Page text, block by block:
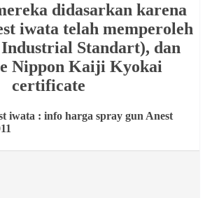
didasarkan karena
iwata telah memperoleh
Standart), dan
Nippon Kaiji Kyokai
certificate